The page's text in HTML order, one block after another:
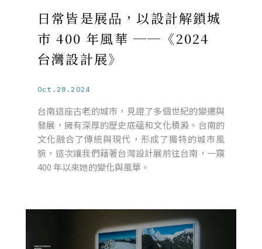
日常皆是展品，以設計解鎖城
市 400 年風華 ──《2024
台灣設計展》
Oct.28.2024
台南這座古老的城市，見證了多個世紀的變遷與
發展，擁有深厚的歷史底蘊和文化積澱。台南的
文化融合了傳統與現代，形成了獨特的城市風
貌，這次讓我們藉著台灣設計展前往台南，一窺
400 年以來她的變化與風華。